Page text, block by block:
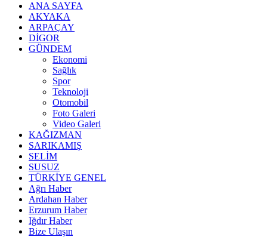
ANA SAYFA
AKYAKA
ARPAÇAY
DİGOR
GÜNDEM
Ekonomi
Sağlık
Spor
Teknoloji
Otomobil
Foto Galeri
Video Galeri
KAĞIZMAN
SARIKAMIŞ
SELİM
SUSUZ
TÜRKİYE GENEL
Ağrı Haber
Ardahan Haber
Erzurum Haber
Iğdır Haber
Bize Ulaşın